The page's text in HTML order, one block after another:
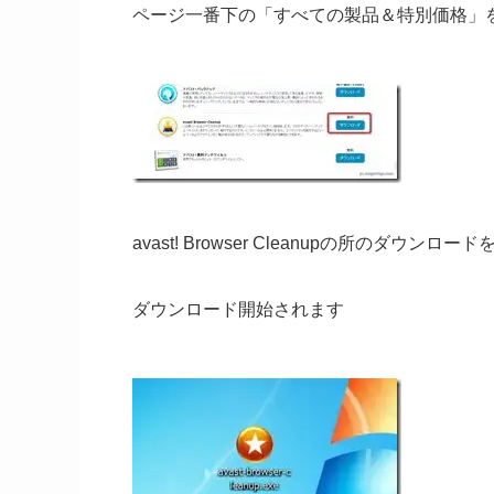
ページ一番下の「すべての製品＆特別価格」
avast! Browser Cleanupの所のダウンロード
ダウンロード開始されます